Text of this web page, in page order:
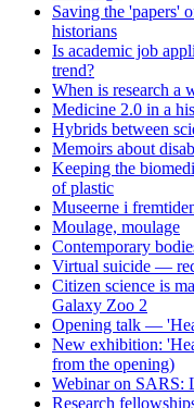
Saving the 'papers'
historians
Is academic job
trend?
When is research a
Medicine 2.0 in a
Hybrids between
Memoirs about
Keeping the
of plastic
Museerne i
Moulage, moulage
Contemporary
Virtual suicide —
Citizen science is
Galaxy Zoo 2
Opening talk —
New exhibition:
from the opening)
Webinar on SARS:
Research